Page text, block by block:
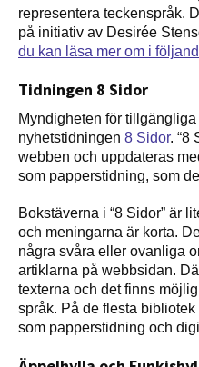
representera teckenspråk.
på initiativ av Desirée
du kan läsa mer om i
Tidningen 8 Sidor
Myndigheten för
nyhetstidningen 8 Sidor. “8
webben och uppdateras
som papperstidning, som
Bokstäverna i “8 Sidor” är
och meningarna är korta.
några svåra eller ovanliga
artiklarna på webbsidan.
texterna och det finns
språk. På de flesta bibliotek
som papperstidning och